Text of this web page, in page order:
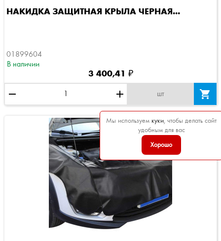
Мы используем куки, чтобы делать сайт
удобным для вас
Хорошо
НАКИДКА ЗАЩИТНАЯ КРЫЛА ЧЕРНАЯ...
01899604
В наличии
3 400,41 ₽
remove add шт 